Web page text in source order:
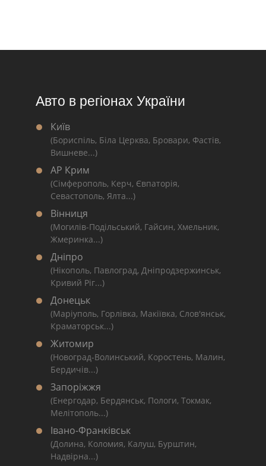
Авто в регіонах України
Київ
(Бориспіль, Біла Церква, Бровари, Фастів,
Вишневе...)
АР Крим
(Сімферополь, Керч, Євпаторія,
Севастополь, Ялта...)
Вінниця
(Могилів-Подільський, Гайсин, Хмельник,
Жмеринка...)
Дніпро
(Нікополь, Павлоград, Дніпродзержинськ,
Кривий Ріг...)
Донецьк
(Маріуполь, Горлівка, Макіївка, Слов'янськ,
Краматорськ...)
Житомир
(Новоград-Волинський, Коростень, Малин,
Бердичів...)
Запоріжжя
(Енергодар, Бердянськ, Пологи, Токмак,
Мелітополь...)
Івано-Франківськ
(Долина, Коломия, Калуш, Бурштин,
Надвірна...)